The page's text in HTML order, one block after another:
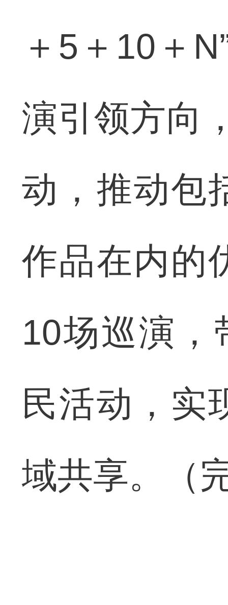
＋5＋10＋
演引领方向
动，推动包
作品在内的
10场巡演，
民活动，实
域共享。（